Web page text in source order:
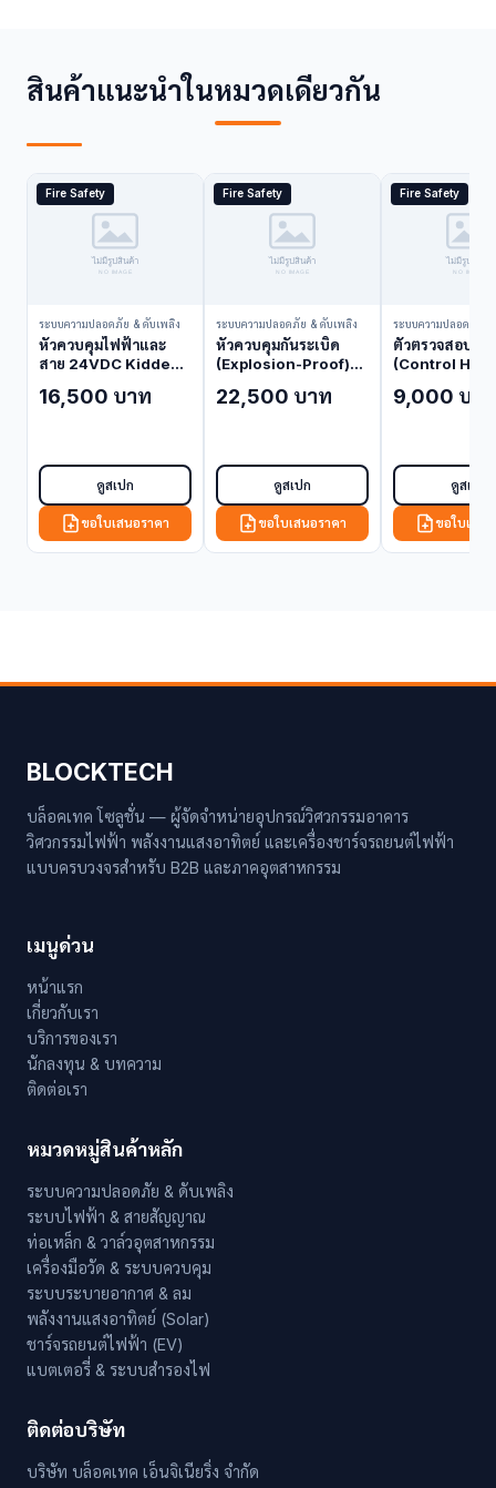
สินค้าแนะนำในหมวดเดียวกัน
Fire Safety
ระบบความปลอดภัย & ดับเพลิง
หัวควบคุมไฟฟ้าและ
สาย 24VDC Kidde
(Control Head)
16,500 บาท
ดูสเปก
ขอใบเสนอราคา
Fire Safety
ระบบความปลอดภัย & ดับเพลิง
หัวควบคุมกันระเบิด
(Explosion-Proof)
897494-000
22,500 บาท
ดูสเปก
ขอใบเสนอราคา
Fire Safety
ระบบความปลอดภัย &
ตัวตรวจสอบหัว
(Control
100000-100
9,000 บาท
ดูสเปก
ขอใบเสน
BLOCKTECH
บล็อคเทค โซลูชั่น — ผู้จัดจำหน่ายอุปกรณ์วิศวกรรมอาคาร
วิศวกรรมไฟฟ้า พลังงานแสงอาทิตย์ และเครื่องชาร์จรถยนต์ไฟฟ้า
แบบครบวงจรสำหรับ B2B และภาคอุตสาหกรรม
เมนูด่วน
หน้าแรก
เกี่ยวกับเรา
บริการของเรา
นักลงทุน & บทความ
ติดต่อเรา
หมวดหมู่สินค้าหลัก
ระบบความปลอดภัย & ดับเพลิง
ระบบไฟฟ้า & สายสัญญาณ
ท่อเหล็ก & วาล์วอุตสาหกรรม
เครื่องมือวัด & ระบบควบคุม
ระบบระบายอากาศ & ลม
พลังงานแสงอาทิตย์ (Solar)
ชาร์จรถยนต์ไฟฟ้า (EV)
แบตเตอรี่ & ระบบสำรองไฟ
ติดต่อบริษัท
บริษัท บล็อคเทค เอ็นจิเนียริ่ง จำกัด